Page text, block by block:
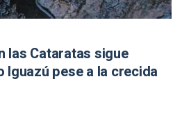
las Cataratas sigue
Iguazú pese a la crecida